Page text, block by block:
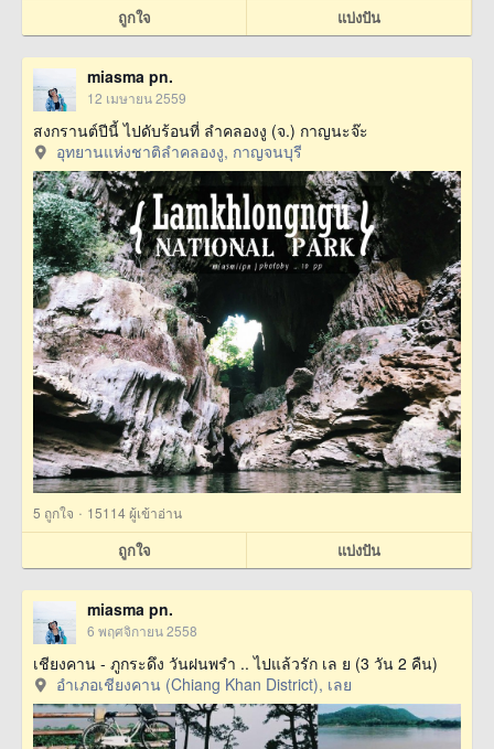
ถูกใจ แบ่งปัน
miasma pn.
12 เมษายน 2559
สงกรานต์ปีนี้ ไปดับร้อนที่ ลำคลองงู (จ.) กาญนะจ๊ะ
อุทยานแห่งชาติลำคลองงู, กาญจนบุรี
5 ถูกใจ · 15114 ผู้เข้าอ่าน
ถูกใจ แบ่งปัน
miasma pn.
6 พฤศจิกายน 2558
เชียงคาน - ภูกระดึง วันฝนพรำ .. ไปแล้วรัก เล ย (3 วัน 2 คืน)
อำเภอเชียงคาน (Chiang Khan District), เลย